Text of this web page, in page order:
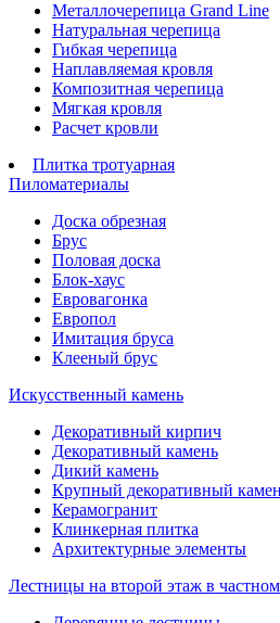
Металлочерепица Grand Line
Натуральная черепица
Гибкая черепица
Наплавляемая кровля
Композитная черепица
Мягкая кровля
Расчет кровли
Плитка тротуарная
Пиломатериалы
Доска обрезная
Брус
Половая доска
Блок-хаус
Евровагонка
Европол
Имитация бруса
Клееный брус
Искусственный камень
Декоративный кирпич
Декоративный камень
Дикий камень
Крупный декоративный
Керамогранит
Клинкерная плитка
Архитектурные элементы
Лестницы на второй этаж в